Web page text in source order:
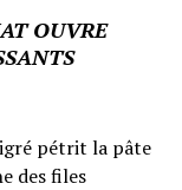
OUVRE
pétrit la pâte
des files